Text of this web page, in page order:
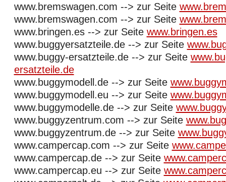
www.bremswagen.com --> zur Seite
www.bremswagen.com --> zur Seite
www.bringen.es --> zur Seite www.bringen.es
www.buggyersatzteile.de --> zur Seite
www.buggy-ersatzteile.de --> zur Seite
ersatzteile.de
www.buggymodell.de --> zur Seite
www.buggymodell.eu --> zur Seite
www.buggymodelle.de --> zur Seite
www.buggyzentrum.com --> zur Seite
www.buggyzentrum.de --> zur Seite
www.campercap.com --> zur Seite
www.campercap.de --> zur Seite
www.campercap.eu --> zur Seite